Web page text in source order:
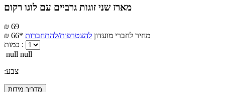
מארז שני זוגות גרביים עם לוגו רקום
₪ 69
₪ 66*
מחיר לחברי מועדון להצטרפות/להתחברות
כמות :
null null
:צבע
מדריך מידות